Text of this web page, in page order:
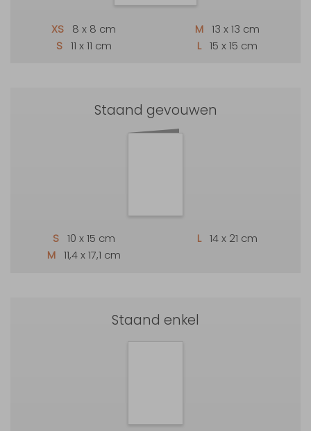
XS
8 x 8 cm
S 11 x 11 cm
M 13 x 13 cm
L 15 x 15 cm
Staand gevouwen
S 10 x 15 cm
M 11,4 x 17,1 cm
L 14 x 21 cm
Staand enkel